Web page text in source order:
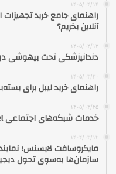
۱۴۰۵/۰۴/۱۴
راهنمای جامع خرید تجهیزات
آنلاین بخریم؟
۱۴۰۵/۰۴/۱۳
دندانپزشکی تحت بیهوشی
۱۴۰۵/۰۳/۳۰
راهنمای خرید لیبل برای
۱۴۰۵/۰۳/۲۵
خدمات شبکه‌های اجتماعی 7Panel؛ از جذب مخاطب تا افزایش درآمد
۱۴۰۴/۰۳/۱۲
مایکروسافت لایسنس؛
سازمان‌ها به‌سوی تحول